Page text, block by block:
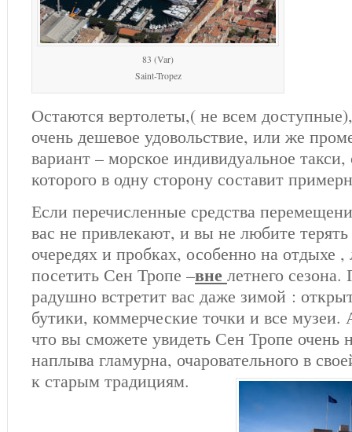
83 (Var)
Saint-Tropez
Остаются вертолеты,( не всем
очень дешевое удовольствие, или же
вариант – морское индивидуальное
которого в одну сторону составит
Если перечисленные средства
вас не привлекают, и вы не любите
очередях и пробках, особенно на отдыхе
посетить Сен Тропе –вне летнего сезона.
радушно встретит вас даже зимой :
бутики, коммерческие точки и все музеи.
что вы сможете увидеть Сен Тропе очень
наплыва гламурна, очаровательного в
к старым традициям.